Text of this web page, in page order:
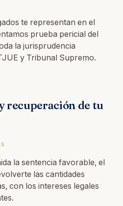
te representan en el
prueba pericial del
la jurisprudencia
y Tribunal Supremo.
recuperación de tu
la sentencia favorable, el
las cantidades
con los intereses legales